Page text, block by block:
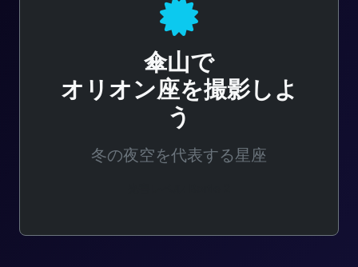
傘山で
オリオン座を撮影しよ
う
冬の夜空を代表する星座